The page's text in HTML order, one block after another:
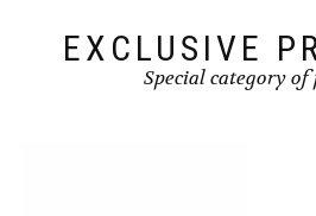
EXCLUSIVE
Special category of